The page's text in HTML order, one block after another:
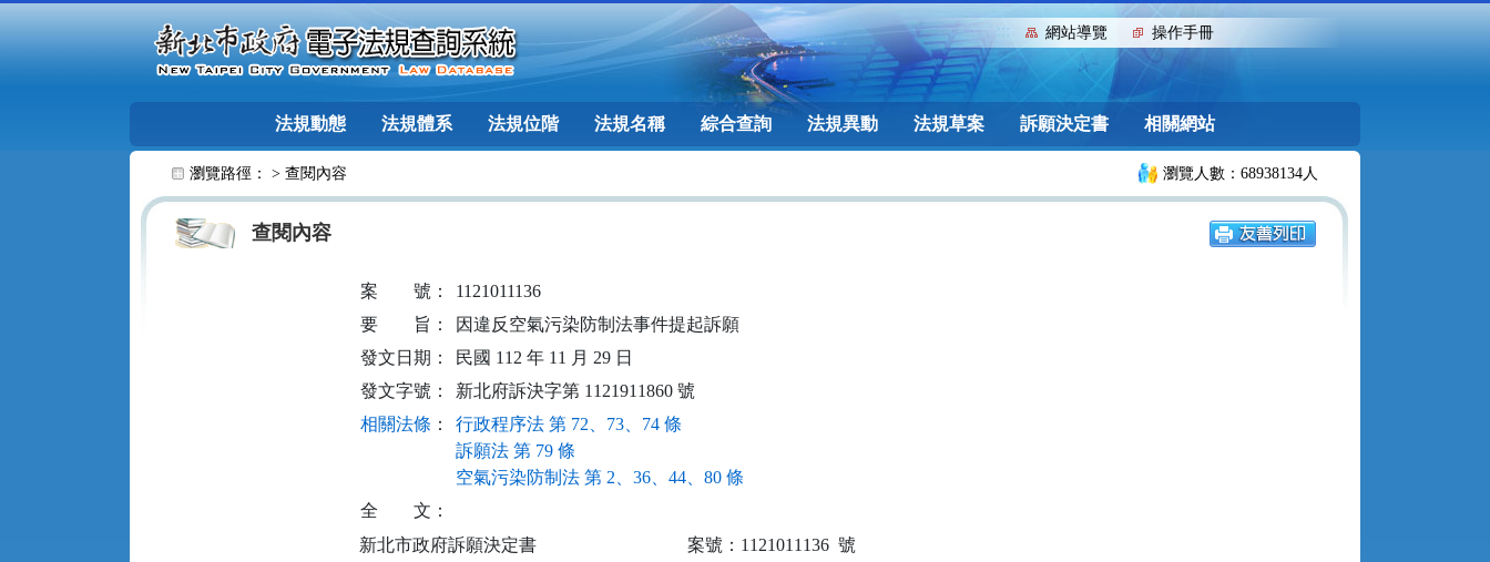
::: 網站導覽 操作手冊
法規動態 法規體系 法規位階 法規名稱 綜合查詢 法規異動 法規草案 訴願決定書 相關網站
瀏覽路徑： > 查閱內容 瀏覽人數：68938134人
查閱內容
案 號：
1121011136
要
旨：
因違反空氣污染防制法事件提起訴願
發文日期：
民國 112 年 11 月 29 日
發文字號：
新北府訴決字第 1121911860 號
相關法條 ：
行政程序法 第 72、73、74 條
訴願法 第 79 條
空氣污染防制法 第 2、36、44、80 條
全
文：
新北市政府訴願決定書                                  案號：1121011136  號